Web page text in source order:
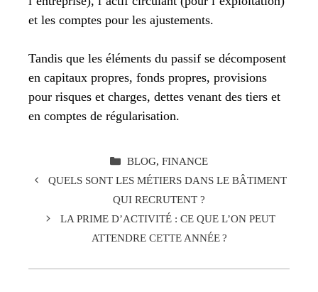
et les comptes pour les ajustements.
Tandis que les éléments du passif se décomposent
en capitaux propres, fonds propres, provisions
pour risques et charges, dettes venant des tiers et
en comptes de régularisation.
CATÉGORIES
BLOG,FINANCE
QUELS SONT LES MÉTIERS DANS LE BÂTIMENT
QUI RECRUTENT ?
LA PRIME D’ACTIVITÉ : CE QUE L’ON PEUT
ATTENDRE CETTE ANNÉE ?